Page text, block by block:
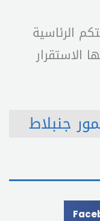
الرئاسية
الاستقرار
جنبلاط